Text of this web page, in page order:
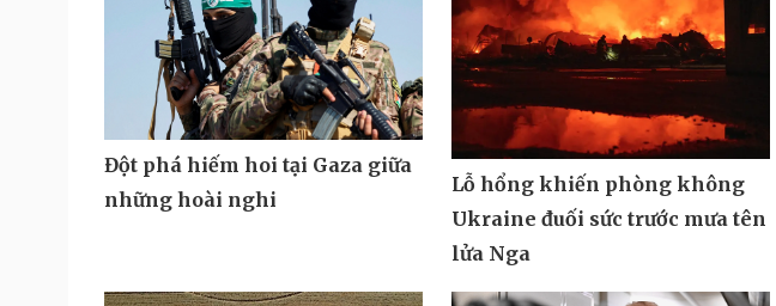
Đột phá hiếm hoi tại Gaza giữa
những hoài nghi
Lỗ hổng khiến phòng không
Ukraine đuối sức trước mưa tên
lửa Nga